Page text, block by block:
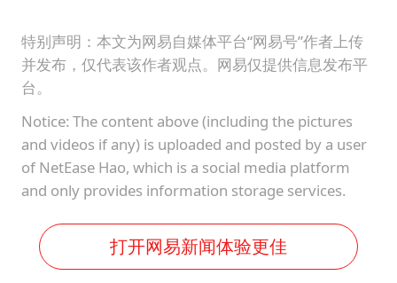
特别声明：本文为网易自媒体平台“网易号”作者上传
并发布，仅代表该作者观点。网易仅提供信息发布平
台。
Notice: The content above (including the pictures
and videos if any) is uploaded and posted by a user
of NetEase Hao, which is a social media platform
and only provides information storage services.
打开网易新闻体验更佳